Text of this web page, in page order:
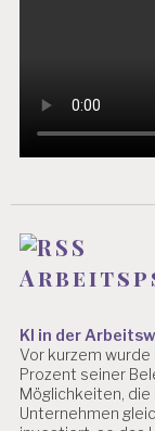
R
S
C
I
C
H
E
R
B
KI in der
Vor kurzem wurde
Prozent seiner
Möglichkeiten,
Unternehmen